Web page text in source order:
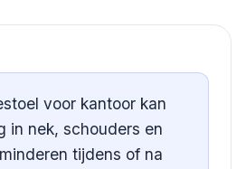
voor kantoor kan
in nek, schouders en
tijdens of na